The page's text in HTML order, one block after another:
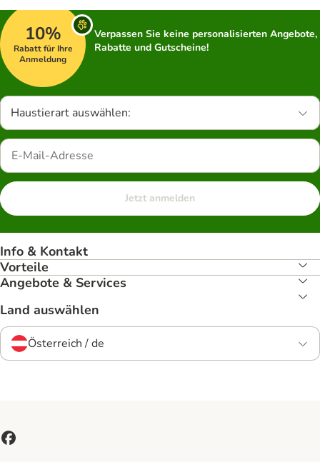
10%
Rabatt für Ihre
Anmeldung
Verpassen Sie keine personalisierten Angebote,
Rabatte und Gutscheine!
Haustierart auswählen:
Jetzt anmelden
Info & Kontakt
Vorteile
Angebote & Services
Land auswählen
Österreich / de